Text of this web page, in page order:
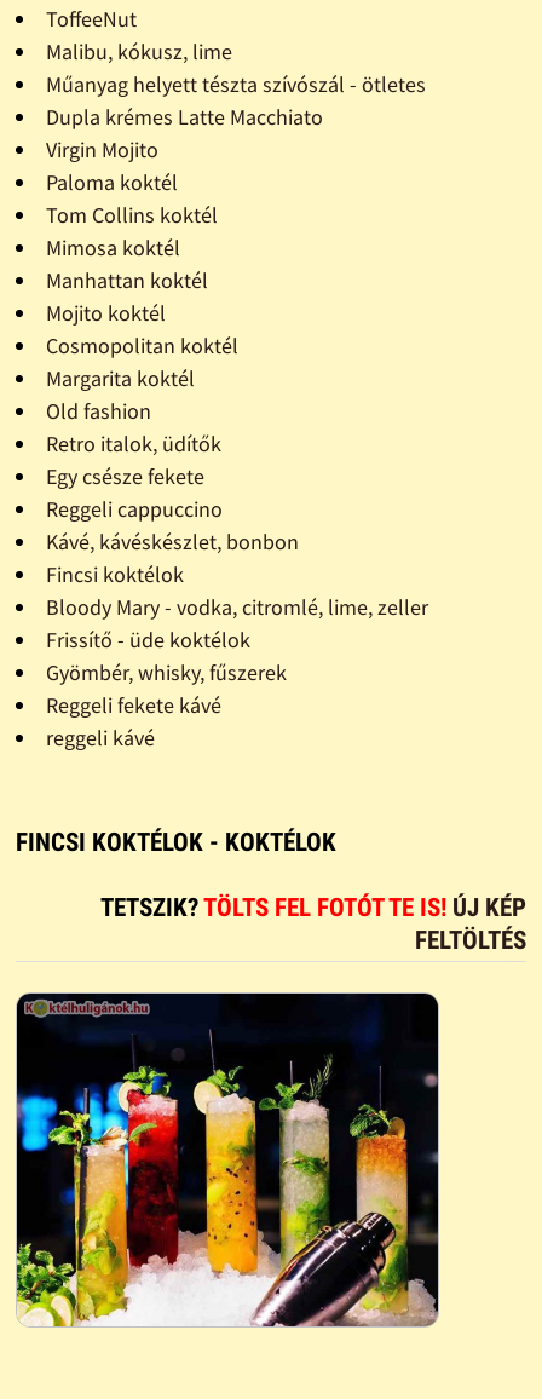
ToffeeNut
Malibu, kókusz, lime
Műanyag helyett tészta szívószál - ötletes
Dupla krémes Latte Macchiato
Virgin Mojito
Paloma koktél
Tom Collins koktél
Mimosa koktél
Manhattan koktél
Mojito koktél
Cosmopolitan koktél
Margarita koktél
Old fashion
Retro italok, üdítők
Egy csésze fekete
Reggeli cappuccino
Kávé, kávéskészlet, bonbon
Fincsi koktélok
Bloody Mary - vodka, citromlé, lime, zeller
Frissítő - üde koktélok
Gyömbér, whisky, fűszerek
Reggeli fekete kávé
reggeli kávé
FINCSI KOKTÉLOK - KOKTÉLOK
TETSZIK?TÖLTS FEL FOTÓT TE IS! ÚJ KÉP
FELTÖLTÉS